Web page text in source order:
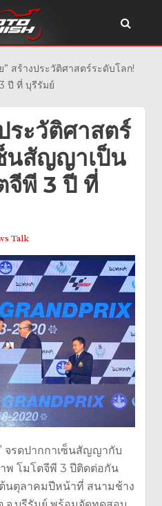
สร้างประวัติศาสตร์ระดับโลก!
ปี ที่ บุรีรัมย์
ระวัติศาสตร์
นสัญญาเป็น
จีพี 3 ปี ที่
Talk
จรดปากกาเซ็นสัญญากับ
าพ โมโตจีพี 3 ปีติดต่อกัน
ต้นตุลาคมปีหน้าที่ สนามช้าง